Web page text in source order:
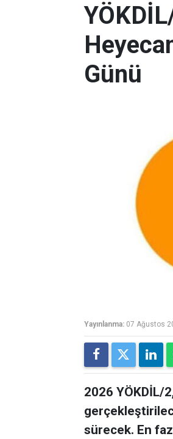
Günü
Yayınlanma: 07 Ağustos
2026 YÖKDİL/
sürecek. En